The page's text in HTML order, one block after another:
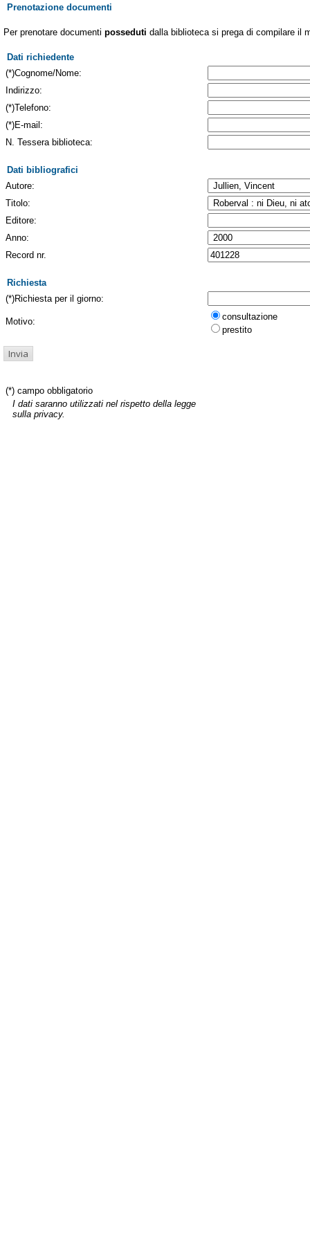
Prenotazione documenti
Per prenotare documenti posseduti dalla biblioteca si prega di compilare il
Dati richiedente
(*)Cognome/Nome:
Indirizzo:
(*)Telefono:
(*)E-mail:
N. Tessera biblioteca:
Dati bibliografici
Autore:
Titolo:
Editore:
Anno:
Record nr.
Richiesta
(*)Richiesta per il giorno:
Motivo:
consultazione
prestito
(*) campo obbligatorio
I dati saranno utilizzati nel rispetto della legge
sulla privacy.